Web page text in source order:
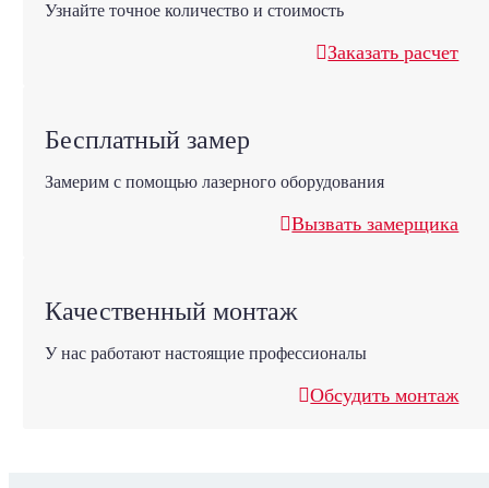
Узнайте точное количество и стоимость
Заказать расчет
Бесплатный замер
Замерим с помощью лазерного оборудования
Вызвать замерщика
Качественный монтаж
У нас работают настоящие профессионалы
Обсудить монтаж